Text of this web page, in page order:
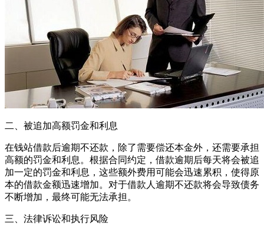
二、被追加高额罚金和利息
在钱站借款后逾期不还款，除了需要偿还本金外，还需要承担
高额的罚金和利息。根据合同约定，借款逾期后每天将会被追
加一定的罚金和利息，这些额外费用可能会迅速累积，使得原
本的借款金额迅速增加。对于借款人逾期不还款将会导致债务
不断增加，最终可能无法承担。
三、法律诉讼和执行风险